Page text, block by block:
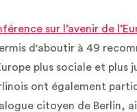
sur l’avenir de
d'aboutir à 49
plus sociale et plus
ont également
citoyen de Berlin,